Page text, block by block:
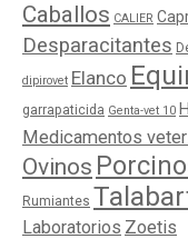
Caballos CALIER
Desparacitantes
dipirovet Elanco
garrapaticida Genta-vet 10
Medicamentos
Ovinos
Rumiantes
Laboratorios Zoetis